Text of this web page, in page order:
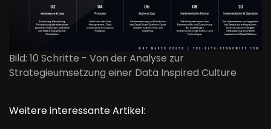
Bild: 10 Schritte - Von der Analyse zur
Strategieumsetzung einer Data Inspired Culture
Weitere interessante Artikel: